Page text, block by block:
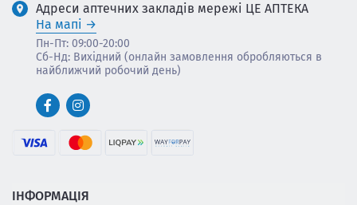
ІНФОРМАЦІЯ
Адреси аптечних закладів мережі ЦЕ АПТЕКА
На мапі
Пн-Пт: 09:00-20:00
Сб-Нд: Вихідний (онлайн замовлення обробляються в
найближчий робочий день)